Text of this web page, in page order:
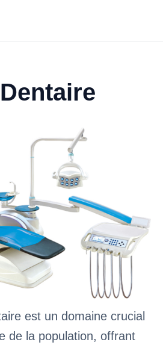
est un domaine crucial
de la population, offrant